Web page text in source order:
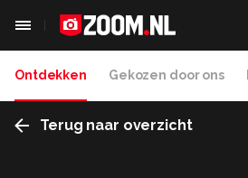
Ontdekken Gekozen door ons
Terug naar overzicht